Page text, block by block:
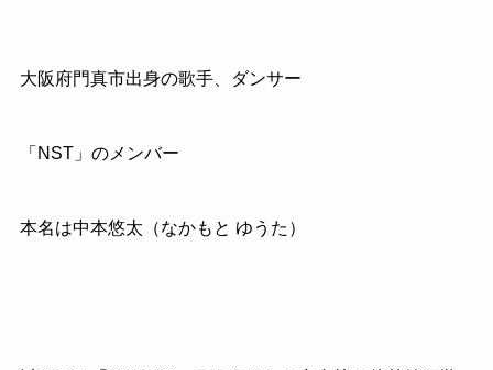
大阪府門真市出身の歌手、ダンサー
「NST」のメンバー
本名は中本悠太（なかもと ゆうた）